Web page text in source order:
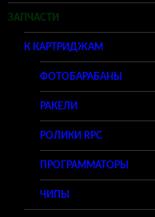
ЗАПЧАСТИ
К КАРТРИДЖАМ
ФОТОБАРАБАНЫ
РАКЕЛИ
РОЛИКИ RPC
ПРОГРАММАТОРЫ
ЧИПЫ